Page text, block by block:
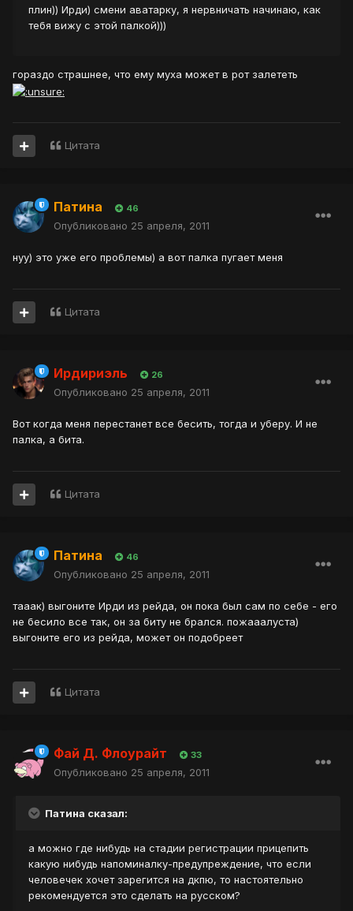
плин)) Ирди) смени аватарку, я нервничать начинаю, как
тебя вижу с этой палкой)))
гораздо страшнее, что ему муха может в рот залететь
Цитата
Патина 46
Опубликовано 25 апреля, 2011
нуу) это уже его проблемы) а вот палка пугает меня
Цитата
Ирдириэль 26
Опубликовано 25 апреля, 2011
Вот когда меня перестанет все бесить, тогда и уберу. И не
палка, а бита.
Цитата
Патина 46
Опубликовано 25 апреля, 2011
тааак) выгоните Ирди из рейда, он пока был сам по себе - его
не бесило все так, он за биту не брался. пожааалуста)
выгоните его из рейда, может он подобреет
Цитата
Фай Д. Флоурайт 33
Опубликовано 25 апреля, 2011
Патина сказал:
а можно где нибудь на стадии регистрации прицепить
какую нибудь напоминалку-предупреждение, что если
человечек хочет зарегится на дкпю, то настоятельно
рекомендуется это сделать на русском?